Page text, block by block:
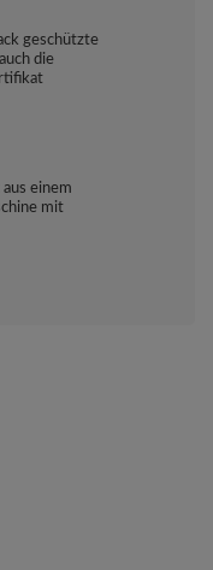
geschützte
die
einem
mit